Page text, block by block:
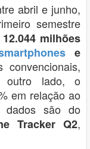
abril e junho,
semestre
12.044 milhões
e
convencionais,
outro lado, o
em relação ao
dados são do
Tracker Q2,